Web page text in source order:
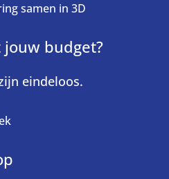
samen in 3D
budget?
eindeloos.